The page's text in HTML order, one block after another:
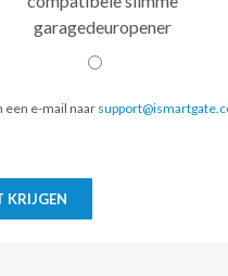
een e-mail naar
KRIJGEN